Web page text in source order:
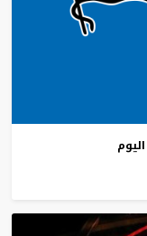
اليوم